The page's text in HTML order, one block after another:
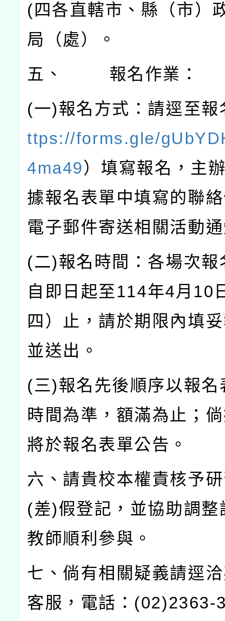
( 四各直轄市、縣（市）
局（處）。
五、
報名作業：
(一)報名方式：請逕至報
ttps://forms.gle/
4ma49）填寫報名，主
據報名表單中填寫的聯
電子郵件寄送相關活動
(二)報名時間：各場次報
自即日起至114年4月 10
四）止，請於期限內填
並送出。
(三)報名先後順序以報名
時間為準，額滿為止；
將於報名表單公告。
六、請貴校本權責核予
(差)假登記，並協助調整
教師順利參與。
七、倘有相關疑義請逕
客服，電話： (02)2363-